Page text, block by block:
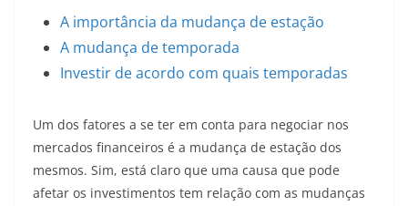
A importância da mudança de estação
A mudança de temporada
Investir de acordo com quais temporadas
Um dos fatores a se ter em conta para negociar nos
mercados financeiros é a mudança de estação dos
mesmos. Sim, está claro que uma causa que pode
afetar os investimentos tem relação com as mudanças